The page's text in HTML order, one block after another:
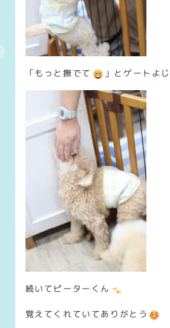
「もっと撫でて 」とゲートよ
続いてピーターくん
覚えてくれていてありがとう